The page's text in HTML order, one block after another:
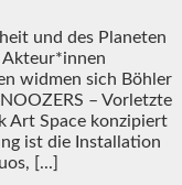
und des Planeten
Akteur*innen
widmen sich Böhler
– Vorletzte
Art Space konzipiert
ist die Installation
[...]